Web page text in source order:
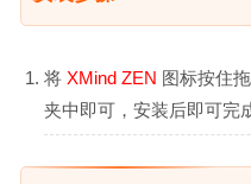
将 XMind ZEN 图标按住
夹中即可，安装后即可完